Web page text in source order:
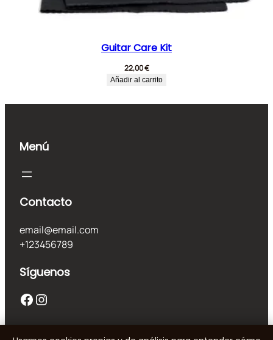
Guitar Care Kit
22,00€
Añadir al carrito
Menú
Contacto
email@email.com
+123456789
Síguenos
Facebook Instagram